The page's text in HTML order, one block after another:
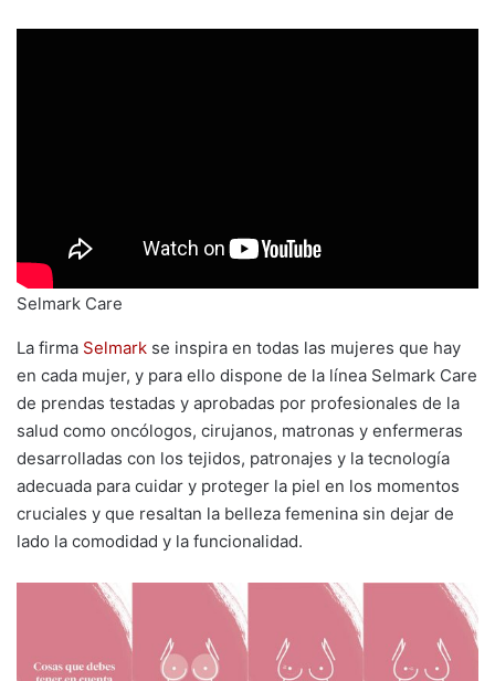
Selmark Care
La firma Selmark se inspira en todas las mujeres que hay
en cada mujer, y para ello dispone de la línea Selmark Care
de prendas testadas y aprobadas por profesionales de la
salud como oncólogos, cirujanos, matronas y enfermeras
desarrolladas con los tejidos, patronajes y la tecnología
adecuada para cuidar y proteger la piel en los momentos
cruciales y que resaltan la belleza femenina sin dejar de
lado la comodidad y la funcionalidad.